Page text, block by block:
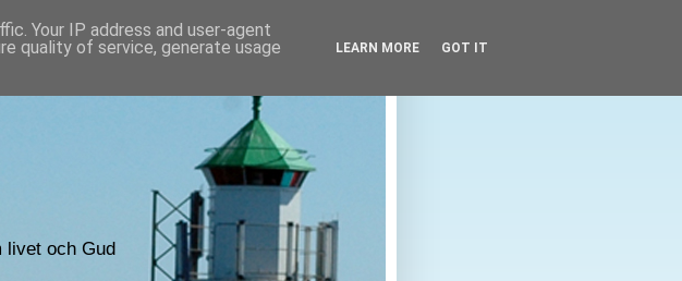
livet och Gud
Your IP address and user-agent
quality of service, generate usage
LEARN MORE GOT IT